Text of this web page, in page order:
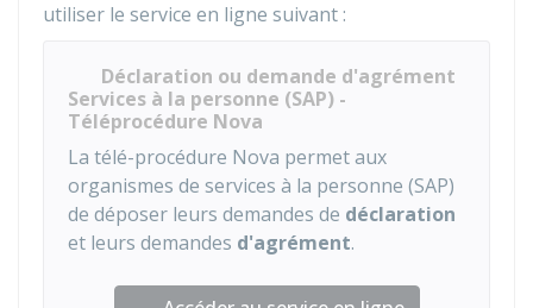
utiliser le service en ligne suivant :
Déclaration ou demande d'agrément
Services à la personne (SAP) -
Téléprocédure Nova
La télé-procédure Nova permet aux
organismes de services à la personne (SAP)
de déposer leurs demandes de déclaration
et leurs demandes d'agrément.